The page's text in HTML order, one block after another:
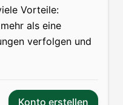
Vorteile:
als eine
verfolgen und
Konto erstellen